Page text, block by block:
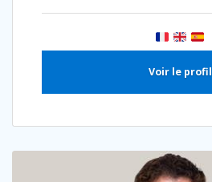
Voir le profil